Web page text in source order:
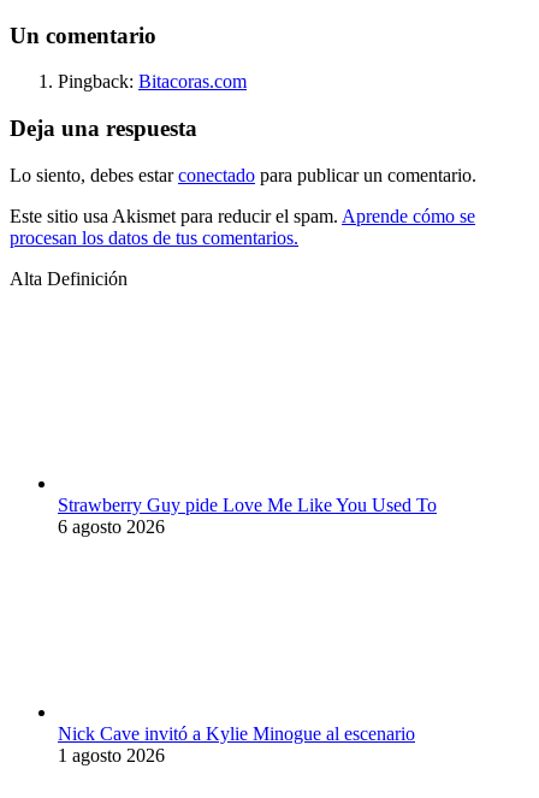
Un comentario
Pingback: Bitacoras.com
Deja una respuesta
Lo siento, debes estarconectado para publicar un comentario.
Este sitio usa Akismet para reducir el spam. Aprende cómo se
procesan los datos de tus comentarios.
Alta Definición
Strawberry Guy pide Love Me Like You Used To
6 agosto 2026
Nick Cave invitó a Kylie Minogue al escenario
1 agosto 2026